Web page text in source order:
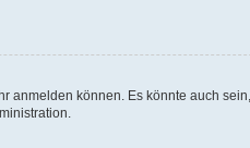
anmelden können. Es könnte auch